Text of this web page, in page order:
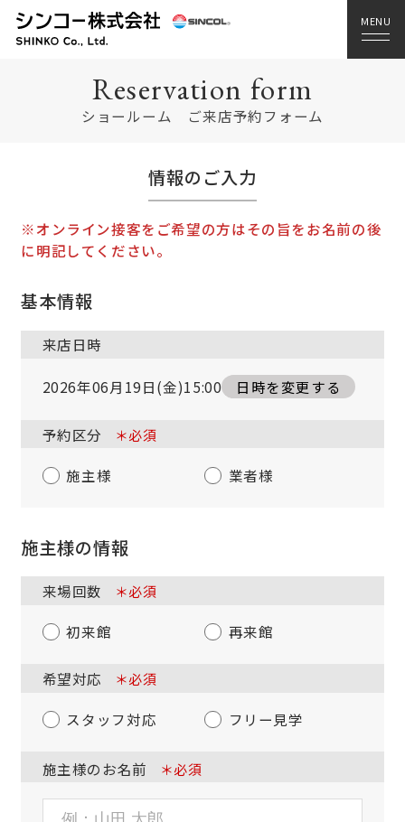
Reservation form
ショールーム ご来店予約フォーム
情報のご入力
※オンライン接客をご希望の方はその旨をお名前の後
に明記してください。
基本情報
来店日時
2026年06月19日(金)15:00 日時を変更する
予約区分 ＊必須
施主様 業者様
施主様の情報
来場回数 ＊必須
初来館 再来館
希望対応 ＊必須
スタッフ対応 フリー見学
施主様のお名前 ＊必須